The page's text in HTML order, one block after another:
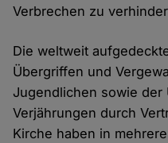
Verbrechen zu
Die weltweit
Übergriffen und
Jugendlichen sowie der
Verjährungen durch
Kirche haben in